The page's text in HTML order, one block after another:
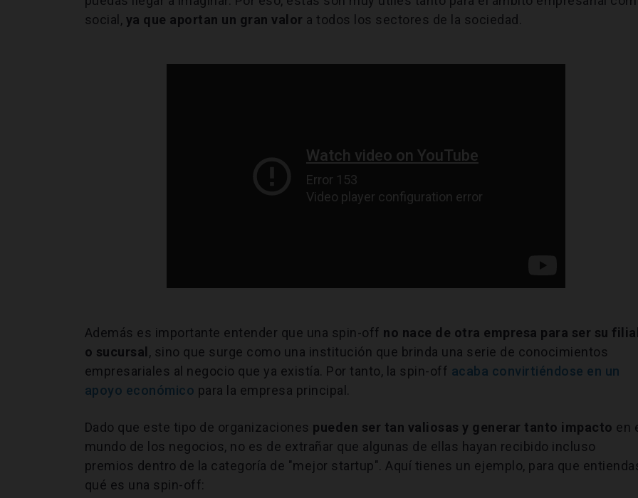
social, ya que aportan un gran valor a todos los sectores de la sociedad.
Además es importante entender que una spin-off no nace de otra empresa para ser su
o sucursal, sino que surge como una institución que brinda una serie de conocimientos
empresariales al negocio que ya existía. Por tanto, la spin-off acaba convirtiéndose en un
apoyo económico para la empresa principal.
Dado que este tipo de organizaciones pueden ser tan valiosas y generar tanto impacto en
mundo de los negocios, no es de extrañar que algunas de ellas hayan recibido incluso
premios dentro de la categoría de "mejor startup". Aquí tienes un ejemplo, para que
qué es una spin-off: